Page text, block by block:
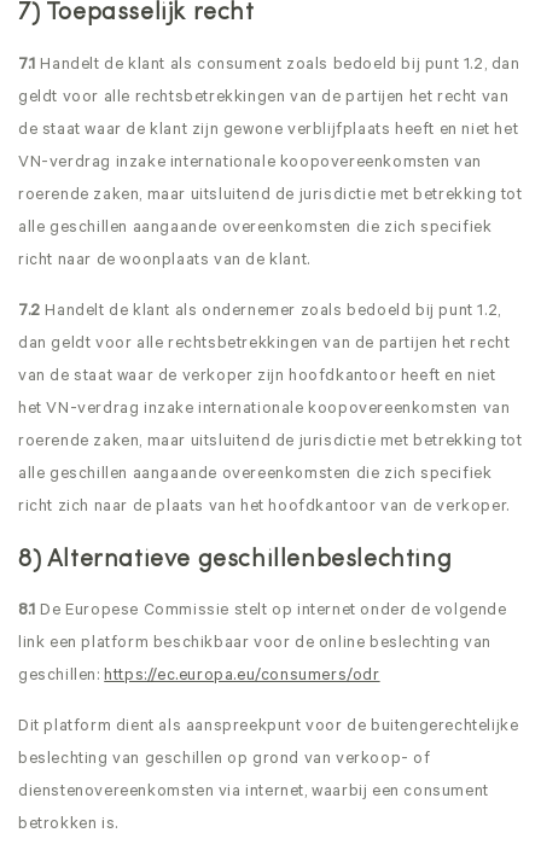
7) Toepasselijk recht
7.1 Handelt de klant als consument zoals bedoeld bij punt 1.2, dan
geldt voor alle rechtsbetrekkingen van de partijen het recht van
de staat waar de klant zijn gewone verblijfplaats heeft en niet het
VN-verdrag inzake internationale koopovereenkomsten van
roerende zaken, maar uitsluitend de jurisdictie met betrekking tot
alle geschillen aangaande overeenkomsten die zich specifiek
richt naar de woonplaats van de klant.
7.2 Handelt de klant als ondernemer zoals bedoeld bij punt 1.2,
dan geldt voor alle rechtsbetrekkingen van de partijen het recht
van de staat waar de verkoper zijn hoofdkantoor heeft en niet
het VN-verdrag inzake internationale koopovereenkomsten van
roerende zaken, maar uitsluitend de jurisdictie met betrekking tot
alle geschillen aangaande overeenkomsten die zich specifiek
richt zich naar de plaats van het hoofdkantoor van de verkoper.
8) Alternatieve geschillenbeslechting
8.1 De Europese Commissie stelt op internet onder de volgende
link een platform beschikbaar voor de online beslechting van
geschillen:https://ec.europa.eu/consumers/odr
Dit platform dient als aanspreekpunt voor de buitengerechtelijke
beslechting van geschillen op grond van verkoop- of
dienstenovereenkomsten via internet, waarbij een consument
betrokken is.